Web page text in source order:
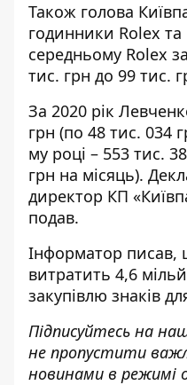
Також голова
годинники Rolex
середньому Rolex
тис. грн до 99 тис.
За 2020 рік
грн (по 48 тис. 034
му році – 553 тис.
грн на місяць).
директор КП
подав.
Інформатор писав,
витратить 4,6
закупівлю знаків
Підписуйтесь на
не пропустити
новинами в режимі